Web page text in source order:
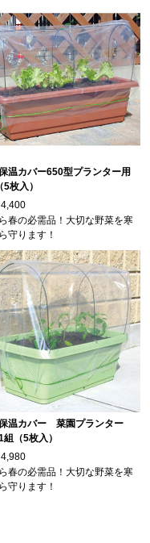
温カバー650型プランター用
枚入）
4,400
春の必需品！大切な野菜を寒
守ります！
温カバー 菜園プランター
（5枚入）
4,980
春の必需品！大切な野菜を寒
守ります！